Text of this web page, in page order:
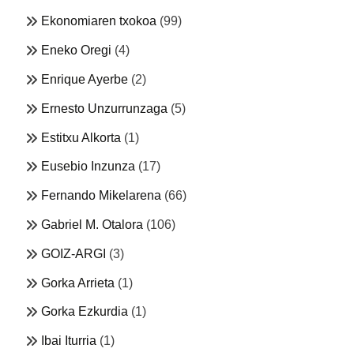
Ekonomiaren txokoa (99)
Eneko Oregi (4)
Enrique Ayerbe (2)
Ernesto Unzurrunzaga (5)
Estitxu Alkorta (1)
Eusebio Inzunza (17)
Fernando Mikelarena (66)
Gabriel M. Otalora (106)
GOIZ-ARGI (3)
Gorka Arrieta (1)
Gorka Ezkurdia (1)
Ibai Iturria (1)